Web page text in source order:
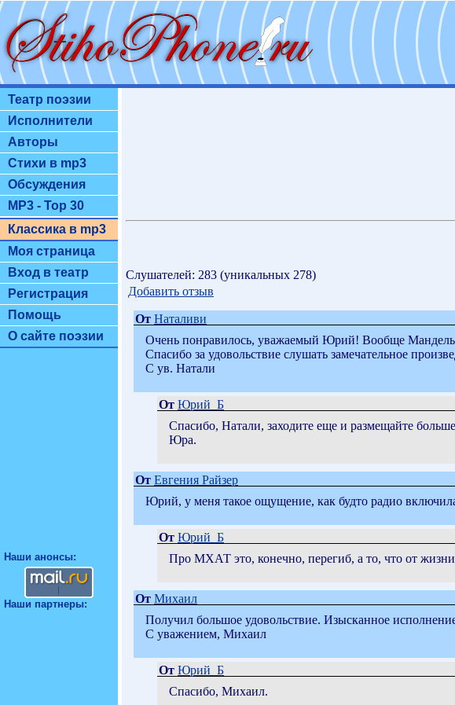
Театр поэзии
Исполнители
Авторы
Стихи в mp3
Обсуждения
MP3 - Top 30
Классика в mp3
Моя страница
Вход в театр
Регистрация
Помощь
О сайте поэзии
Наши анонсы:
Наши партнеры:
Слушателей: 283 (уникальных 278)
Добавить отзыв
От Наталиви
Очень понравилось, уважаемый Юрий! Вообще
Спасибо за удовольствие слушать замечательное
С ув. Натали
От Юрий_Б
Спасибо, Натали, заходите еще и размещайте
Юра.
От Евгения Райзер
Юрий, у меня такое ощущение, как будто радио
От Юрий_Б
Про МХАТ это, конечно, перегиб, а то, что от жизни
От Михаил
Получил большое удовольствие. Изысканное
С уважением, Михаил
От Юрий_Б
Спасибо, Михаил.